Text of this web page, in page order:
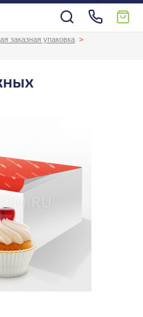
заказная упаковка